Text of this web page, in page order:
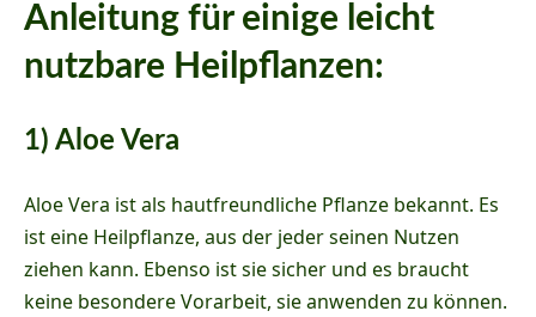
Anleitung für einige leicht
nutzbare Heilpflanzen:
1) Aloe Vera
Aloe Vera ist als hautfreundliche Pflanze bekannt. Es
ist eine Heilpflanze, aus der jeder seinen Nutzen
ziehen kann. Ebenso ist sie sicher und es braucht
keine besondere Vorarbeit, sie anwenden zu können.